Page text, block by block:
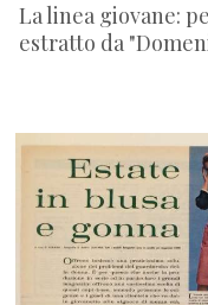
La linea giovane:
estratto da